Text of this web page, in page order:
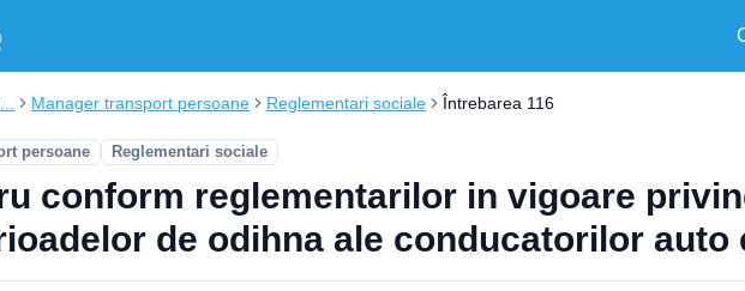
Manager transport persoane Reglementari sociale Întrebarea 116
persoane Reglementari sociale
conform reglementarilor in vigoare
de odihna ale conducatorilor auto